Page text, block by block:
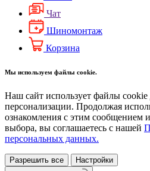
Чат
Шиномонтаж
Корзина
Мы используем файлы cookie.
Наш сайт использует файлы cookie
персонализации. Продолжая
ознакомления с этим сообщением
выбора, вы соглашаетесь с нашей
персональных данных.
Разрешить все
Настройки